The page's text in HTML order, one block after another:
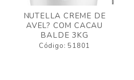
NUTELLA CREME DE
AVEL? COM CACAU
BALDE 3KG
Código: 51801